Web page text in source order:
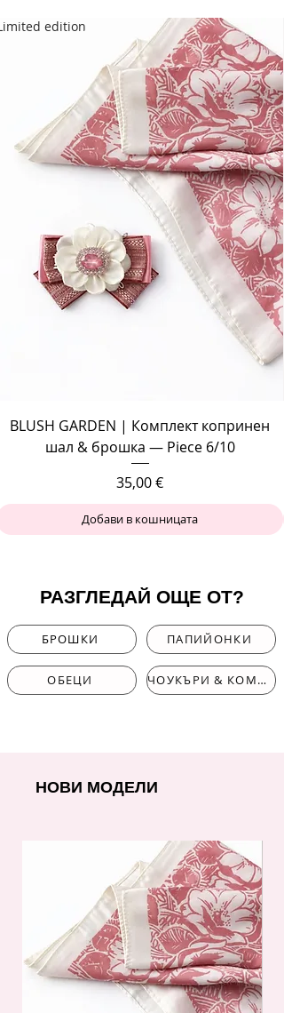
edition
BLUSH GARDEN | Комплект копринен
шал & брошка — Piece 6/10
Цена
35,00 €
Добави в кошницата
РАЗГЛЕДАЙ ОЩЕ ОТ?
БРОШКИ ПАПИЙОНКИ
ОБЕЦИ ЧОУКЪРИ & КОМПЛЕКТИ
НОВИ МОДЕЛИ